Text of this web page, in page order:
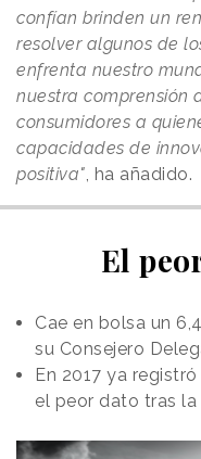
confían brinden un
resolver algunos de
enfrenta nuestro
nuestra comprensión
consumidores a
capacidades de
positiva", ha añadido.
El
Cae en bolsa un
su Consejero
En 2017 ya
el peor dato tras la